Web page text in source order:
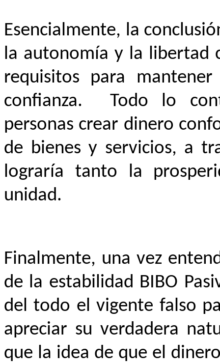
Esencialmente, la
la autonomía y la libertad
requisitos para
confianza. Todo lo
personas crear dinero
de bienes y servicios, a
lograría tanto la
unidad.
Finalmente, una vez
de la estabilidad BIBO
del todo el vigente falso
apreciar su verdadera
que la idea de que el